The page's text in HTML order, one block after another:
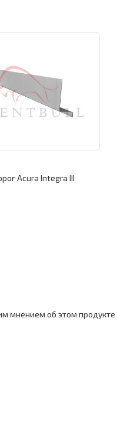
Acura Integra III
мнением об этом продукте